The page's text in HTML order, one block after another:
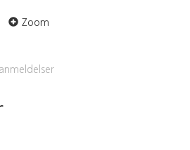
Zoom
anmeldelser